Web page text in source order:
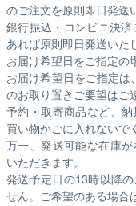
のご注文を原則即日発送
銀行振込・コンビニ決
あれば原則即日発送いた
お届け希望日をご指定の
お届け希望日をご指定
のお取り置きご要望はご
予約・取寄商品など、
買い物かごに入れないで
万一、発送可能な在庫
いただきます。
発送予定日の13時以降
せん。ご希望のある場合